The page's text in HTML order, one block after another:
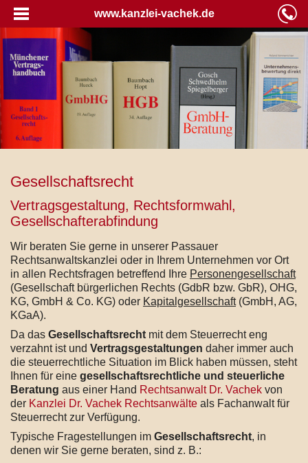
www.kanzlei-vachek.de
Gesellschaftsrecht
Vertragsgestaltung, Rechtsformwahl,
Gesellschafterabfindung
Wir beraten Sie gerne in unserer Passauer
Rechtsanwaltskanzlei oder in Ihrem Unternehmen vor Ort
in allen Rechtsfragen betreffend Ihre Personengesellschaft
(Gesellschaft bürgerlichen Rechts (GdbR bzw. GbR), OHG,
KG, GmbH & Co. KG) oder Kapitalgesellschaft(GmbH, AG,
KGaA).
Da das Gesellschaftsrecht mit dem Steuerrecht eng
verzahnt ist und Vertragsgestaltungen daher immer auch
die steuerrechtliche Situation im Blick haben müssen, steht
Ihnen für eine gesellschaftsrechtliche und steuerliche
Beratung aus einer Hand Rechtsanwalt Dr. Vachek von
der Kanzlei Dr. Vachek Rechtsanwälte als Fachanwalt für
Steuerrecht zur Verfügung.
Typische Fragestellungen im Gesellschaftsrecht, in
denen wir Sie gerne beraten, sind z. B.: